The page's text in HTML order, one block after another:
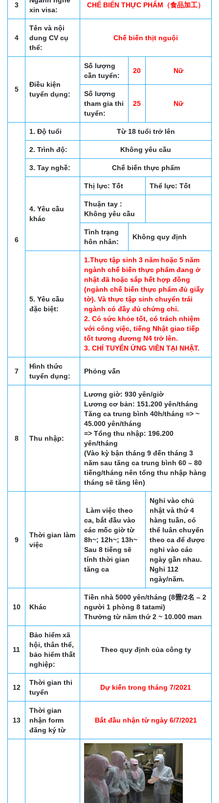
3
xin visa:
CHẾ BIẾN THỰC PHẨM（食品加工）
4
Tên và nội
dung CV cụ
thể:
Chế biến thịt nguội
5
Điều kiện
tuyển dụng:
Số lượng
cần tuyển:
20 Nữ
Số lượng
tham gia thi
tuyển:
25 Nữ
6
1. Độ tuổi Từ 18 tuổi trở lên
2. Trình độ: Không yêu cầu
3. Tay nghề: Chế biến thực phẩm
4. Yêu cầu
khác
Thị lực: Tốt Thể lực: Tốt
Thuận tay :
Không yêu cầu
Tình trạng
hôn nhân:
Không quy định
5. Yêu cầu
đặc biệt:
1.Thực tập sinh 3 năm hoặc 5 năm
ngành chế biến thực phẩm đang ở
nhật đã hoặc sắp hết hợp đồng
(ngành chế biến thực phẩm đủ giấy
tờ). Và thực tập sinh chuyển trái
ngành có đầy đủ chứng chỉ.
2. Có sức khỏe tốt, có trách nhiệm
với công việc, tiếng Nhật giao tiếp
tốt tương đương N4 trở lên.
3. CHỈ TUYỂN ỨNG VIÊN TẠI NHẬT.
7
Hình thức
tuyển dụng:
Phỏng vấn
8 Thu nhập:
Lương giờ: 930 yên/giờ
Lương cơ bản: 151.200 yên/tháng
Tăng ca trung bình 40h/tháng => ~
45.000 yên/tháng
=> Tổng thu nhập: 196.200
yên/tháng
(Vào kỳ bận tháng 9 đến tháng 3
năm sau tăng ca trung bình 60 – 80
tiếng/tháng nên tổng thu nhập hàng
tháng sẽ tăng lên)
9
Thời gian làm
việc
Làm việc theo
ca, bắt đầu vào
các mốc giờ từ
8h~; 12h~; 13h~
Sau 8 tiếng sẽ
tính thời gian
tăng ca
Nghỉ vào chủ
nhật và thứ 4
hàng tuần, có
thể luân chuyển
theo ca để được
nghỉ vào các
ngày gần nhau.
Nghỉ 112
ngày/năm.
10 Khác
Tiền nhà 5000 yên/tháng (8畳/2名 – 2
người 1 phòng 8 tatami)
Thưởng từ năm thứ 2 ~ 10.000 man
11
Bảo hiểm xã
hội, thân thể,
bảo hiểm thất
nghiệp:
Theo quy định của công ty
12
Thời gian thi
tuyển
Dự kiến trong tháng 7/2021
13
Thời gian
nhận form
đăng ký từ
Bắt đầu nhận từ ngày 6/7/2021